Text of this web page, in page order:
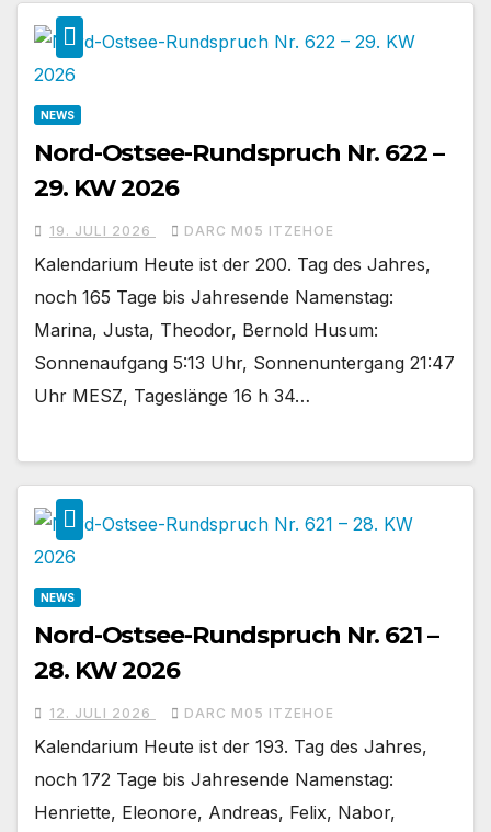
NEWS
Nord-Ostsee-Rundspruch Nr. 622 –
29. KW 2026
19. JULI 2026 DARC M05 ITZEHOE
Kalendarium Heute ist der 200. Tag des Jahres,
noch 165 Tage bis Jahresende Namenstag:
Marina, Justa, Theodor, Bernold Husum:
Sonnenaufgang 5:13 Uhr, Sonnenuntergang 21:47
Uhr MESZ, Tageslänge 16 h 34…
NEWS
Nord-Ostsee-Rundspruch Nr. 621 –
28. KW 2026
12. JULI 2026 DARC M05 ITZEHOE
Kalendarium Heute ist der 193. Tag des Jahres,
noch 172 Tage bis Jahresende Namenstag:
Henriette, Eleonore, Andreas, Felix, Nabor,